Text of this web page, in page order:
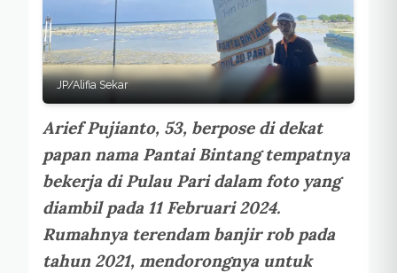
JP/Alifia Sekar
Arief Pujianto, 53, berpose di dekat
papan nama Pantai Bintang tempatnya
bekerja di Pulau Pari dalam foto yang
diambil pada 11 Februari 2024.
Rumahnya terendam banjir rob pada
tahun 2021, mendorongnya untuk